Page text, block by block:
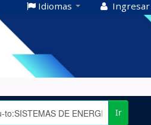
Idiomas Ingresar
Ir